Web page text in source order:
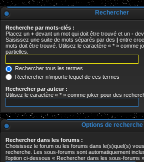
h
c
e
Rechercher
Recherche par mots-clés :
Placez un + devant un mot qui doit être trouvé et un -
Saisissez une suite de mots séparés par des | entre
mots doit être trouvé. Utilisez le caractère « * » comme
partielles.
Rechercher tous les termes
Rechercher n’importe lequel de ces termes
Rechercher par auteur :
Utilisez le caractère « * » comme joker pour des
Options de recherche
Rechercher dans les forums :
Choisissez le forum ou les forums dans le(s)quel(s)
recherche. Les sous-forums sont automatiquement
l’option ci-dessous « Rechercher dans les sous-forums